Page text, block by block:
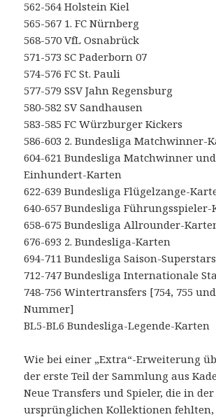
562-564 Holstein Kiel
565-567 1. FC Nürnberg
568-570 VfL Osnabrück
571-573 SC Paderborn 07
574-576 FC St. Pauli
577-579 SSV Jahn Regensburg
580-582 SV Sandhausen
583-585 FC Würzburger Kickers
586-603 2. Bundesliga Matchwinner-
604-621 Bundesliga Matchwinner
Einhundert-Karten
622-639 Bundesliga Flügelzange-
640-657 Bundesliga Führungsspieler-
658-675 Bundesliga Allrounder-
676-693 2. Bundesliga-Karten
694-711 Bundesliga Saison-
712-747 Bundesliga Internationale
748-756 Wintertransfers [754, 755
Nummer]
BL5-BL6 Bundesliga-Legende-Karten
Wie bei einer „Extra“-Erweiterung
der erste Teil der Sammlung aus
Neue Transfers und Spieler, die in der
ursprünglichen Kollektionen fehlten,